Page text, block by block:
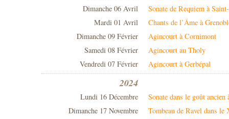
Dimanche 06 Avril
Sonate de Requiem à
Mardi 01 Avril
Chants de l’Âme à
Dimanche 09 Février
Agincourt à Cornimont
Samedi 08 Février
Agincourt au Tholy
Vendredi 07 Février
Agincourt à Gerbépal
2024
Lundi 16 Décembre
Sonate dans le goût ancien
Dimanche 17 Novembre
Tombeau de Ravel dans le